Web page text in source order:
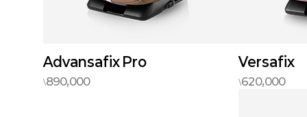
Advansafix Pro
\890,000
Versafix
\620,000